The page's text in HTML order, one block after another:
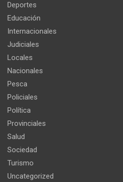
Deportes
Educación
Internacionales
Judiciales
Locales
Nacionales
Pesca
Policiales
Política
Provinciales
Salud
Sociedad
Turismo
Uncategorized